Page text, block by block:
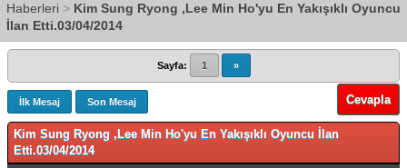
Haberleri > Kim Sung Ryong ,Lee Min Ho'yu En Yakışıklı Oyuncu
İlan Etti.03/04/2014
Sayfa: 1 »
İlk Mesaj Son Mesaj Cevapla
Kim Sung Ryong ,Lee Min Ho'yu En Yakışıklı Oyuncu İlan
Etti.03/04/2014